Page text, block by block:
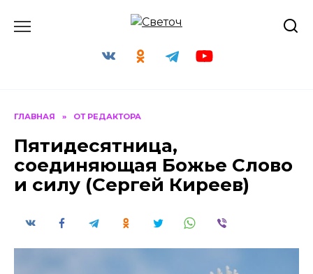
ГЛАВНАЯ » ОТ РЕДАКТОРА
Пятидесятница,
соединяющая Божье Слово
и силу (Сергей Киреев)